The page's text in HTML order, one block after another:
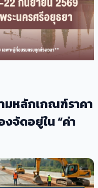
หลักเกณฑ์ราคา
จัดอยู่ใน “ค่า